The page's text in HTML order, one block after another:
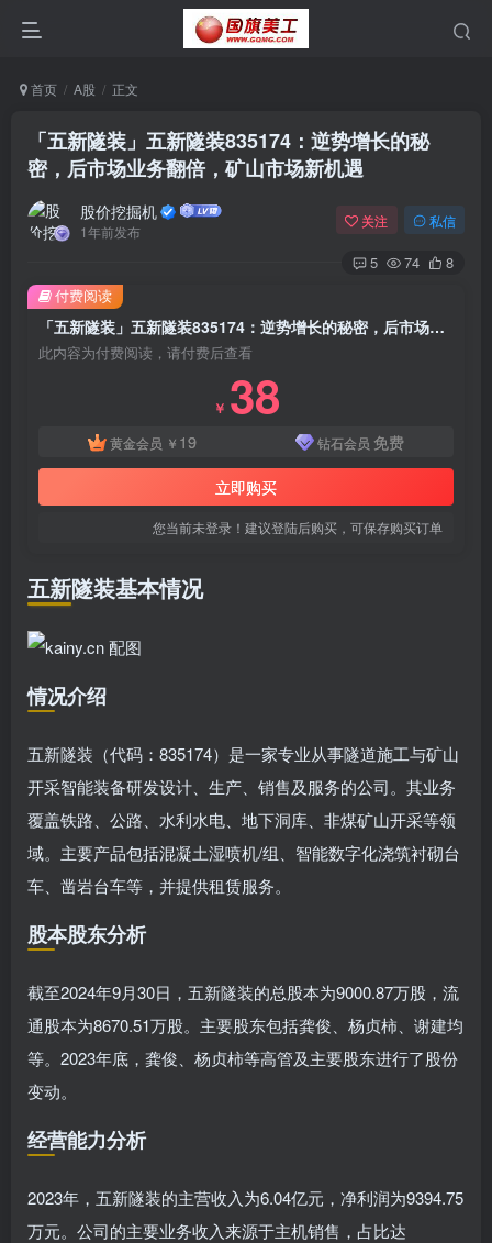
首页 A股 正文
「五新隧装」五新隧装835174：逆势增长的秘
密，后市场业务翻倍，矿山市场新机遇
股价挖掘机
1年前发布
关注 私信
5 74 8
「五新隧装」五新隧装835174：逆势增长的秘密，后市场业务翻倍，矿山市场新机遇
此内容为付费阅读，请付费后查看
￥ 38
黄金会员 ￥ 19 钻石会员 免费
立即购买
您当前未登录！建议登陆后购买，可保存购买订单
付费阅读
五新隧装基本情况
情况介绍
五新隧装（代码：835174）是一家专业从事隧道施工与矿山
开采智能装备研发设计、生产、销售及服务的公司。其业务
覆盖铁路、公路、水利水电、地下洞库、非煤矿山开采等领
域。主要产品包括混凝土湿喷机/组、智能数字化浇筑衬砌台
车、凿岩台车等，并提供租赁服务。
股本股东分析
截至2024年9月30日，五新隧装的总股本为9000.87万股，流
通股本为8670.51万股。主要股东包括龚俊、杨贞柿、谢建均
等。2023年底，龚俊、杨贞柿等高管及主要股东进行了股份
变动。
经营能力分析
2023年，五新隧装的主营收入为6.04亿元，净利润为9394.75
万元。公司的主要业务收入来源于主机销售，占比达